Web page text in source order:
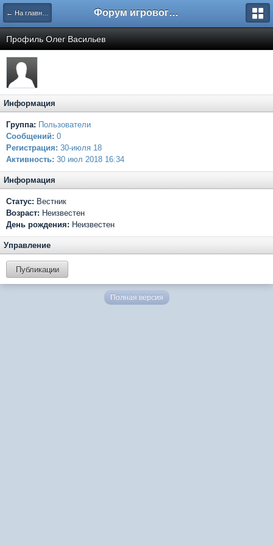
← На главную Форум игрового проекта Riverrise
Профиль Олег Васильев
Информация
Группа: Пользователи
Сообщений: 0
Регистрация: 30-июля 18
Активность: 30 июл 2018 16:34
Информация
Статус: Вестник
Возраст: Неизвестен
День рождения: Неизвестен
Управление
Публикации
Полная версия